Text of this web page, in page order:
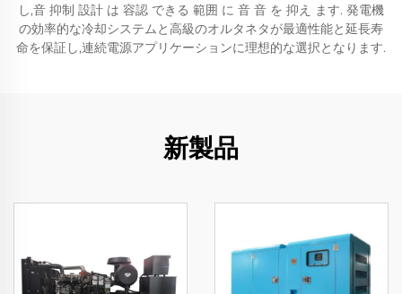
し,音 抑制 設計 は 容認 できる 範囲 に 音 音 を 抑え ます. 発電機
の効率的な冷却システムと高級のオルタネタが最適性能と延長寿
命を保証し,連続電源アプリケーションに理想的な選択となります.
新製品